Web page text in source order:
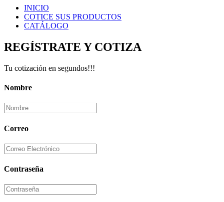
INICIO
COTICE SUS PRODUCTOS
CATÁLOGO
REGÍSTRATE Y COTIZA
Tu cotización en segundos!!!
Nombre
Correo
Contraseña